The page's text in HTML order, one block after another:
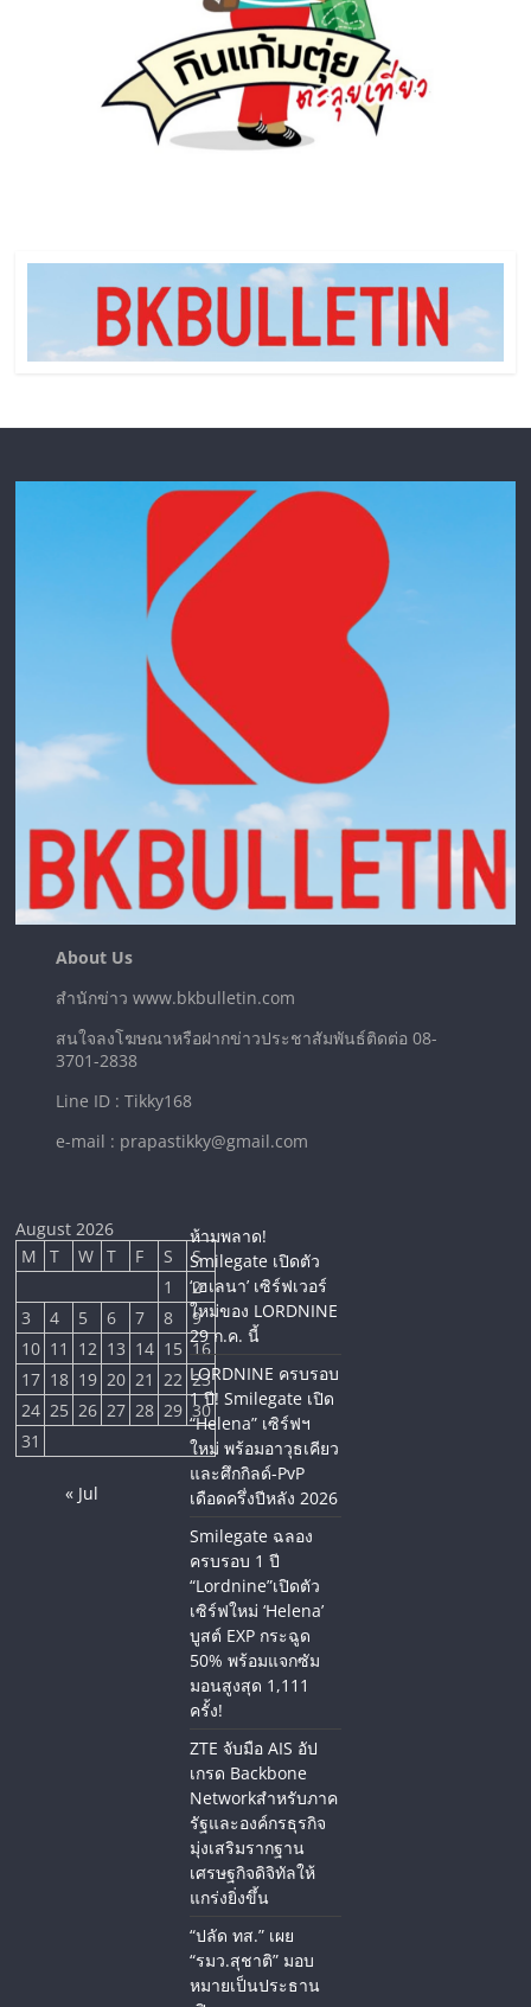
About Us
สำนักข่าว www.bkbulletin.com
สนใจลงโฆษณาหรือฝากข่าวประชาสัมพันธ์ติดต่อ 08-
3701-2838
Line ID : Tikky168
e-mail : prapastikky@gmail.com
August 2026
M
T W T F S
S
1
2
3
4 5 6 7 8
9
10 11 12 13 14 15 16
17 18 19 20 21 22 23
24 25 26 27 28 29 30
31
« Jul
ห้ามพลาด!
Smilegate เปิดตัว
‘เฮเลนา’ เซิร์ฟเวอร์
ใหม่ของ LORDNINE
29 ก.ค. นี้
LORDNINE ครบรอบ
1 ปี! Smilegate เปิด
“Helena” เซิร์ฟฯ
ใหม่ พร้อมอาวุธเคียว
และศึกกิลด์-PvP
เดือดครึ่งปีหลัง 2026
Smilegate ฉลอง
ครบรอบ 1 ปี
“Lordnine”เปิดตัว
เซิร์ฟใหม่ ‘Helena’
บูสต์ EXP กระฉูด
50% พร้อมแจกซัม
มอนสูงสุด 1,111
ครั้ง!
ZTE จับมือ AIS อัป
เกรด Backbone
Networkสำหรับภาค
รัฐและองค์กรธุรกิจ
มุ่งเสริมรากฐาน
เศรษฐกิจดิจิทัลให้
แกร่งยิ่งขึ้น
“ปลัด ทส.” เผย
“รมว.สุชาติ” มอบ
หมายเป็นประธาน